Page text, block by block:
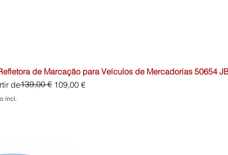
de Marcação para Veículos de Mercadorias 50654
de
normal139,00 € 109,00 €
promocional
incl.